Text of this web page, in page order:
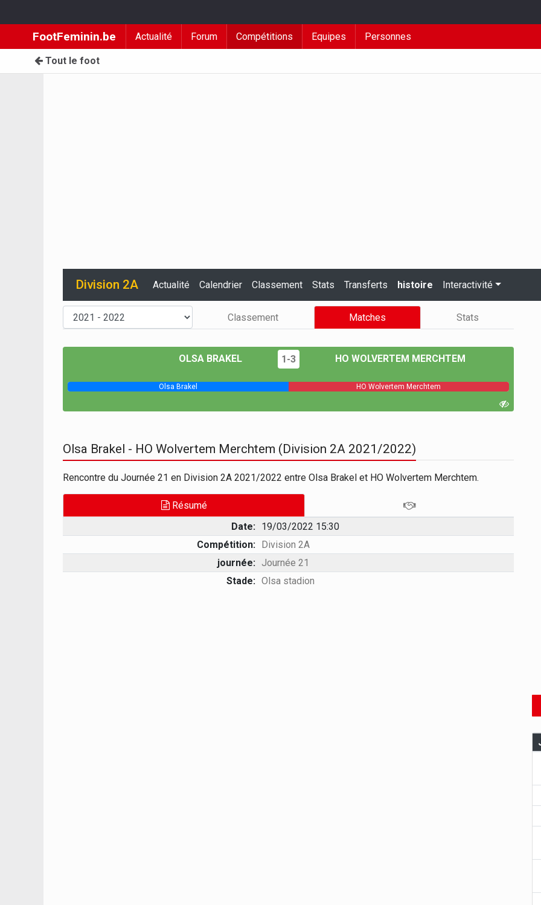
FootFeminin.be Actualité Forum Compétitions Equipes Personnes
Tout le foot
Division 2A Actualité Calendrier Classement Stats Transferts histoire Interactivité
Classement Matches Stats
OLSA BRAKEL 1-3 HO WOLVERTEM MERCHTEM
Olsa Brakel HO Wolvertem Merchtem
Olsa Brakel - HO Wolvertem Merchtem (Division 2A 2021/2022)
Rencontre du Journée 21 en Division 2A 2021/2022 entre Olsa Brakel et HO Wolvertem Merchtem.
Résumé
Date: 19/03/2022 15:30
Compétition: Division 2A
journée: Journée 21
Stade: Olsa stadion